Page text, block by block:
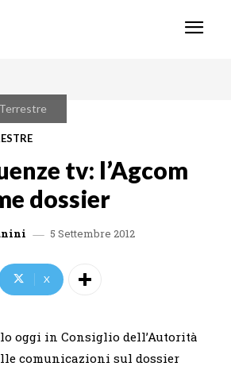
tv: l’Agcom
dossier
5 Settembre 2012
X
oggi in Consiglio dell’Autorità
comunicazioni sul dossier